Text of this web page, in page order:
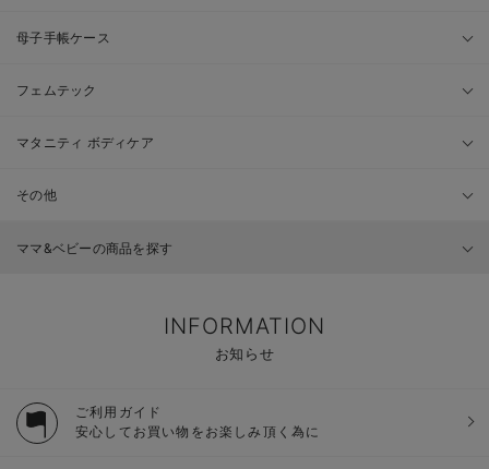
母子手帳ケース
フェムテック
マタニティ ボディケア
その他
ママ&ベビーの商品を探す
INFORMATION
お知らせ
ご利用ガイド
安心してお買い物をお楽しみ頂く為に